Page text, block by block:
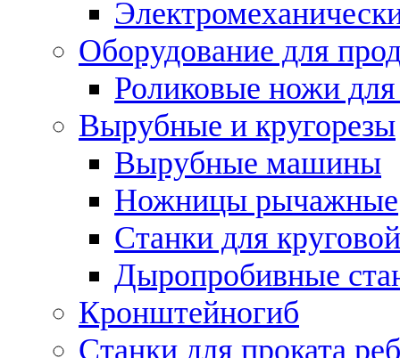
Оборудование для
Роликовые ножи для
Вырубные и кругорезы
Вырубные машины
Ножницы рычажные
Станки для
Дыропробивные
Кронштейногиб
Станки для проката